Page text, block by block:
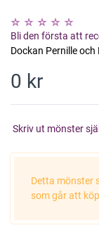
Bli den första att
Dockan Pernille och
0 kr
Skriv ut mönster
Detta mönster
som går att